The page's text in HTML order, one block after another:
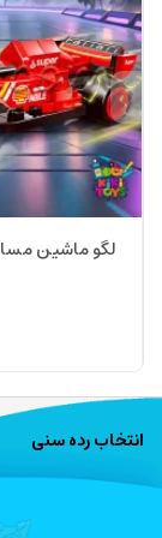
انتخاب رده سنی